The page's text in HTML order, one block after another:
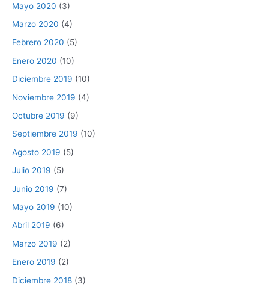
Mayo 2020 (3)
Marzo 2020 (4)
Febrero 2020 (5)
Enero 2020 (10)
Diciembre 2019 (10)
Noviembre 2019 (4)
Octubre 2019 (9)
Septiembre 2019 (10)
Agosto 2019 (5)
Julio 2019 (5)
Junio 2019 (7)
Mayo 2019 (10)
Abril 2019 (6)
Marzo 2019 (2)
Enero 2019 (2)
Diciembre 2018 (3)